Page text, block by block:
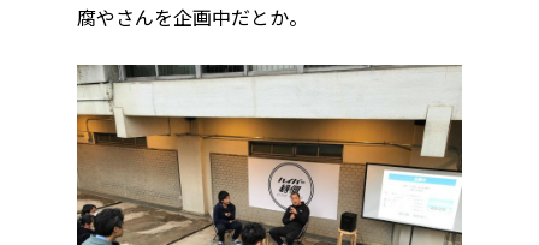
腐やさんを企画中だとか。